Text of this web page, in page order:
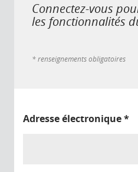
Connectez-vous
les fonctionnalités
* renseignements obligatoires
Adresse électronique*